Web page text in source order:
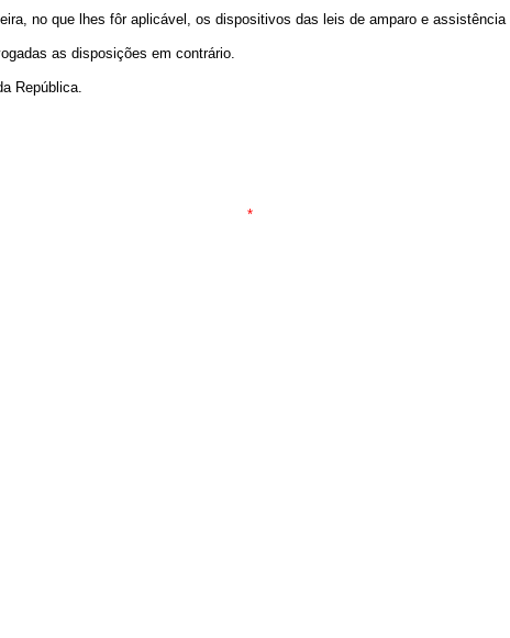
no que lhes fôr aplicável, os dispositivos das leis de amparo e
as disposições em contrário.
República.
*